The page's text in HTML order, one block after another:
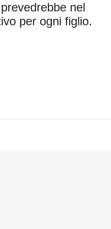
nel
per ogni figlio.